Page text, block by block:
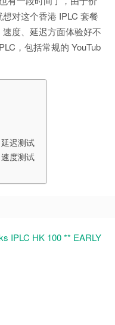
对这个香港 IPLC 套餐
度、延迟方面体验好不
，包括常规的 YouTub
迟测试
度测试
IPLC HK 100 ** EARLY